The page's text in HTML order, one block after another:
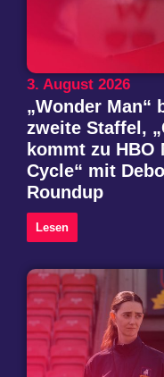
3. August 2026
„Wonder Man“
zweite Staffel,
kommt zu HBO
Cycle“ mit
Roundup
Lesen